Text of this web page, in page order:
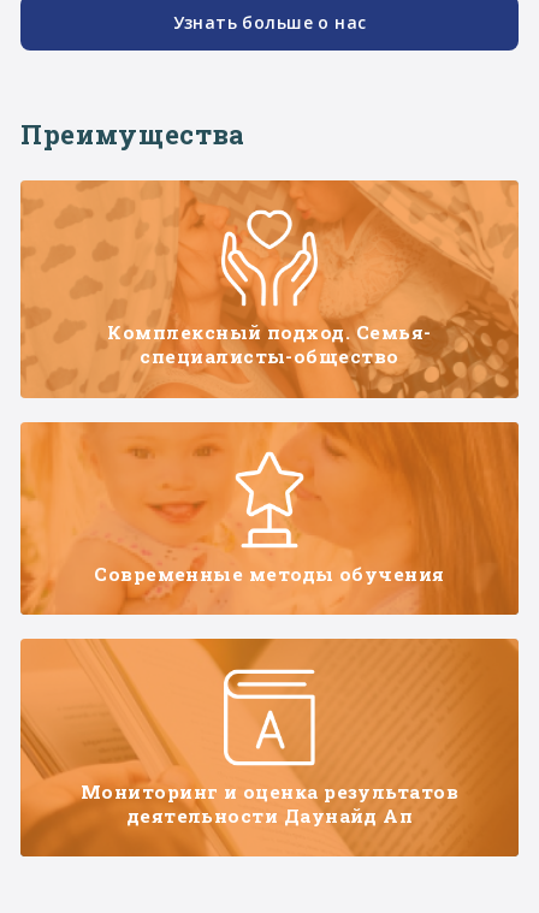
Узнать больше о нас
Преимущества
Комплексный подход. Семья-
специалисты-общество
Современные методы обучения
Мониторинг и оценка результатов
деятельности Даунайд Ап